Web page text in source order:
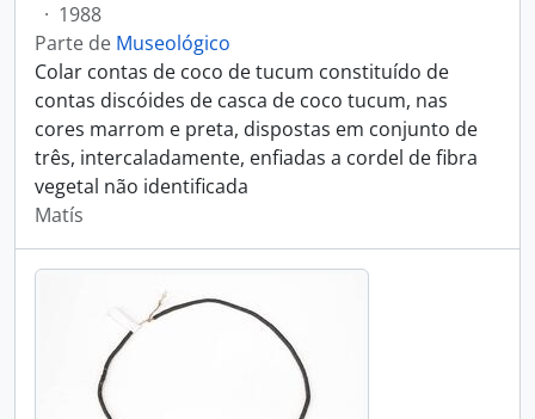
· 1988
Parte de Museológico
Colar contas de coco de tucum constituído de
contas discóides de casca de coco tucum, nas
cores marrom e preta, dispostas em conjunto de
três, intercaladamente, enfiadas a cordel de fibra
vegetal não identificada
Matís